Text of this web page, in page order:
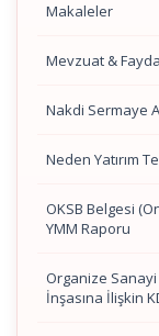
Makaleler
Mevzuat &
Nakdi Sermaye
Neden Yatırım
OKSB Belgesi
YMM Raporu
Organize
İnşasına İlişkin